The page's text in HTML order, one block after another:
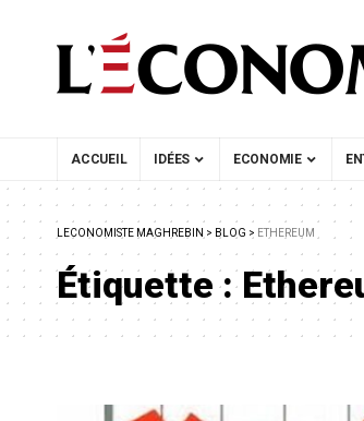
ACCUEIL IDÉES ECONOMIE
LECONOMISTE MAGHREBIN > BLOG > ETHEREUM
Étiquette :